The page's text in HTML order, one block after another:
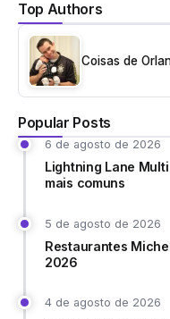
Top Authors
Coisas de
Popular Posts
6 de agosto de 2026
Lightning Lane
mais comuns
5 de agosto de 2026
Restaurantes
2026
4 de agosto de 2026